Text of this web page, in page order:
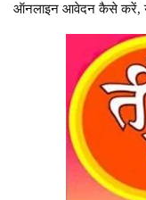
ऑनलाइन आवेदन कैसे करें,